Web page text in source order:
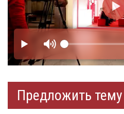
Предложить тему